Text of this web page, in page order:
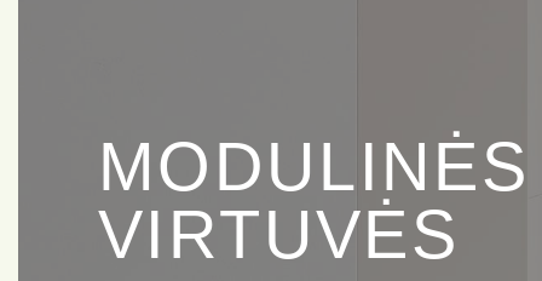
MODULINĖS
VIRTUVĖS